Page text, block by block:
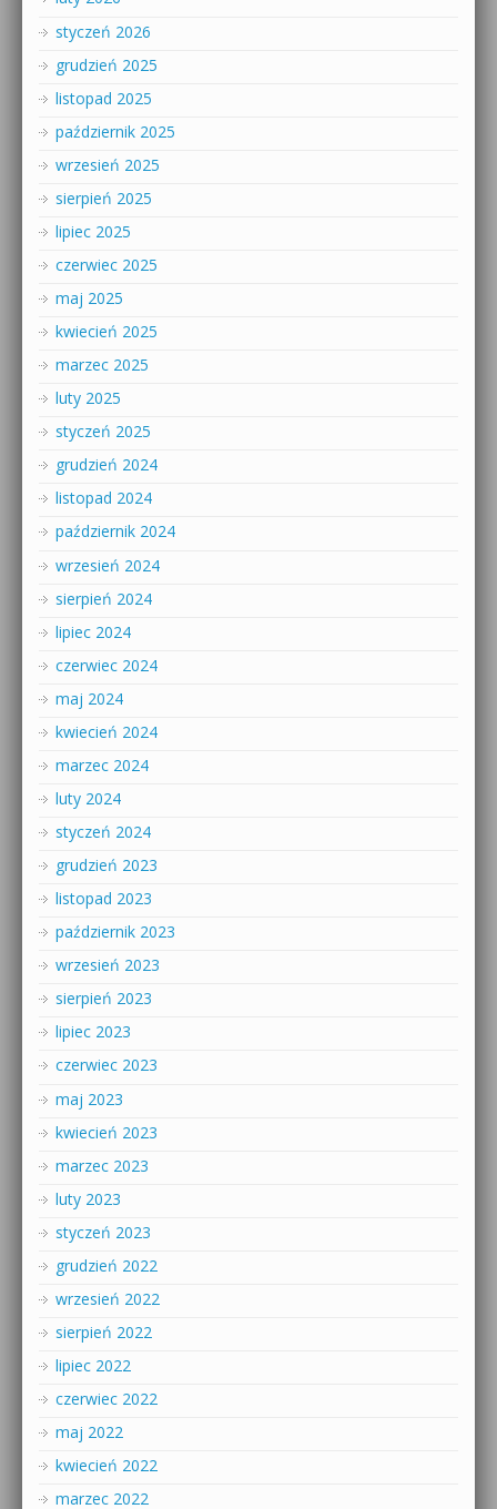
styczeń 2026
grudzień 2025
listopad 2025
październik 2025
wrzesień 2025
sierpień 2025
lipiec 2025
czerwiec 2025
maj 2025
kwiecień 2025
marzec 2025
luty 2025
styczeń 2025
grudzień 2024
listopad 2024
październik 2024
wrzesień 2024
sierpień 2024
lipiec 2024
czerwiec 2024
maj 2024
kwiecień 2024
marzec 2024
luty 2024
styczeń 2024
grudzień 2023
listopad 2023
październik 2023
wrzesień 2023
sierpień 2023
lipiec 2023
czerwiec 2023
maj 2023
kwiecień 2023
marzec 2023
luty 2023
styczeń 2023
grudzień 2022
wrzesień 2022
sierpień 2022
lipiec 2022
czerwiec 2022
maj 2022
kwiecień 2022
marzec 2022